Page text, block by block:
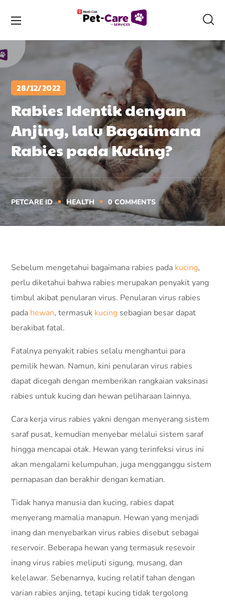
28/12/2022
Rabies Identik dengan
Anjing, lalu Bagaimana
Rabies pada Kucing?
PETCARE ID HEALTH 0 COMMENTS
Sebelum mengetahui bagaimana rabies pada kucing,
perlu diketahui bahwa rabies merupakan penyakit yang
timbul akibat penularan virus. Penularan virus rabies
pada hewan, termasuk kucing sebagian besar dapat
berakibat fatal.
Fatalnya penyakit rabies selalu menghantui para
pemilik hewan. Namun, kini penularan virus rabies
dapat dicegah dengan memberikan rangkaian vaksinasi
rabies untuk kucing dan hewan peliharaan lainnya.
Cara kerja virus rabies yakni dengan menyerang sistem
saraf pusat, kemudian menyebar melalui sistem saraf
hingga mencapai otak. Hewan yang terinfeksi virus ini
akan mengalami kelumpuhan, juga mengganggu sistem
pernapasan dan berakhir dengan kematian.
Tidak hanya manusia dan kucing, rabies dapat
menyerang mamalia manapun. Hewan yang menjadi
inang dan menyebarkan virus rabies disebut sebagai
reservoir. Beberapa hewan yang termasuk resevoir
inang virus rabies meliputi sigung, musang, dan
kelelawar. Sebenarnya, kucing relatif tahan dengan
varian rabies anjing, tetapi kucing tidak tergolong